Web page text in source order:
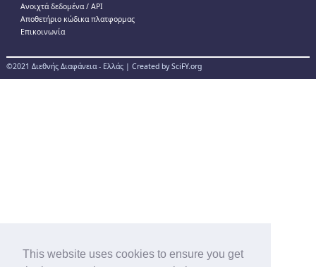
This website uses cookies to ensure you get
Ανοιχτά δεδομένα / ΑPI
Αποθετήριο κώδικα πλατφορμας
Επικοινωνία
©2021 Διεθνής Διαφάνεια - Ελλάς | Created by SciFY.org